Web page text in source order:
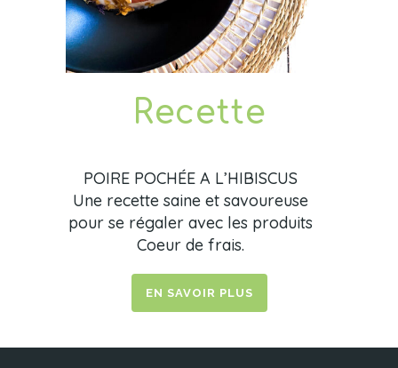
Recette
POIRE POCHÉE A L’HIBISCUS
Une recette saine et savoureuse
pour se régaler avec les produits
Coeur de frais.
EN SAVOIR PLUS